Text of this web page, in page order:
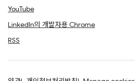
YouTube
LinkedIn의 개발자용 Chrome
RSS